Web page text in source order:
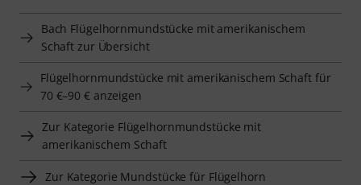
Bach Flügelhornmundstücke mit amerikanischem
Schaft zur Übersicht
Flügelhornmundstücke mit amerikanischem Schaft für
70 €–90 € anzeigen
Zur Kategorie Flügelhornmundstücke mit
amerikanischem Schaft
Zur Kategorie Mundstücke für Flügelhorn